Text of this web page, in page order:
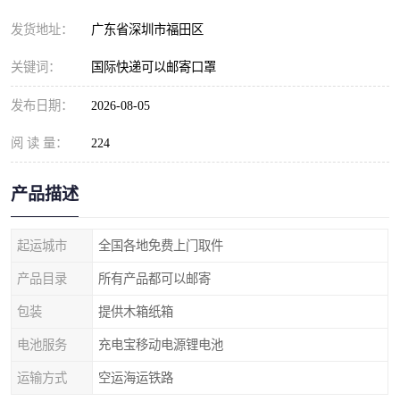
发货地址： 广东省深圳市福田区
关键词： 国际快递可以邮寄口罩
发布日期： 2026-08-05
阅 读 量： 224
产品描述
起运城市 全国各地免费上门取件
产品目录 所有产品都可以邮寄
包装 提供木箱纸箱
电池服务 充电宝移动电源锂电池
运输方式 空运海运铁路